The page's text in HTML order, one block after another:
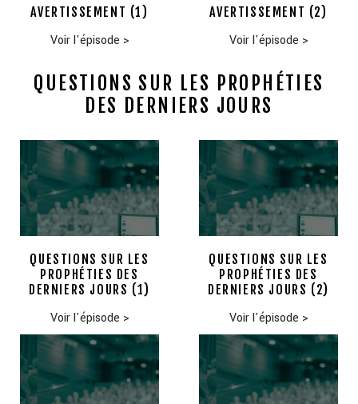
AVERTISSEMENT (1)
Voir l'épisode >
AVERTISSEMENT (2)
Voir l'épisode >
QUESTIONS SUR LES PROPHÉTIES
DES DERNIERS JOURS
QUESTIONS SUR LES
PROPHÉTIES DES
DERNIERS JOURS (1)
Voir l'épisode >
QUESTIONS SUR LES
PROPHÉTIES DES
DERNIERS JOURS (2)
Voir l'épisode >